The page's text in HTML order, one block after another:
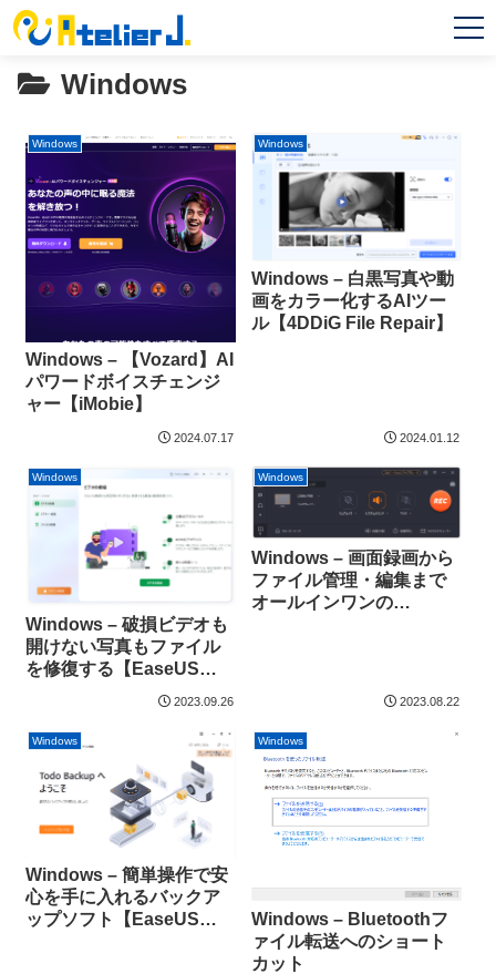
Windows
Windows
Windows – 【Vozard】AI
パワードボイスチェンジ
ャー【iMobie】
2024.07.17
Windows
Windows – 白黒写真や動
画をカラー化するAIツー
ル【4DDiG File Repair】
2024.01.12
Windows
Windows – 破損ビデオも
開けない写真もファイル
を修復する【EaseUS
2023.09.26
Windows
Windows – 画面録画から
ファイル管理・編集まで
オールインワンの
2023.08.22
Windows
Windows – 簡単操作で安
心を手に入れるバックア
ップソフト【EaseUS
Windows
Windows – Bluetoothフ
ァイル転送へのショート
カット